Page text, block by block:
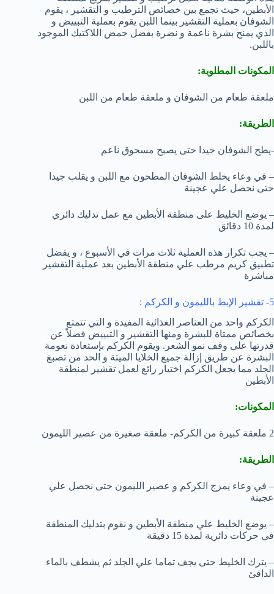
الأبطين، حيث تجمع بين خصائص الترطيب و التقشير ، يقوم
الشوفان بعملية التقشير بينما اللبن يقوم بعملية التبييض و
الذي يمنح بشرة ناعمة و نضرة بفضل حمض اللاكتيك الموجود
باللبن.
المكونات المطلوبة:
ملعقة طعام من الشوفان و ملعقة طعام من اللبن
الطريقة:
-يطح الشوفان جيدا حتى يصبح مسحوق ناعم
– في وعاء يخلط الشوفان المطحون مع اللبن و يقلب جيدا
حتى نحصل علي عجينة
– يوضع الخليط على منطقة الأبطين مع عمل تدليك دائري
لمدة 10 دقائق
– يجب تكرار هذه العملية ثلاث مرات في الأسبوع ، و يفضل
تطبيق كريم مرطب علي منطقة الأبطين بعد عملية التقشير
مباشرة
5- تقشير الإبط بالليمون و الكركم :
الكركم واحد من العناصر الغذائية المفيدة و التي تتمتع
بخصائص ممتاة للبشرة ومنها التقشير و التبييض فضلاً عن
قدرتها على وقف نمو الشعر. ويقوم الكركم بإستعادة نعومة
البشرة عن طريق إزالة جميع الخلايا الميتة و الحد من تصبغ
الجلد مما يجعل الكركم اختيار رائع لعمل تقشير لمنطقة
الأبطين
المكونات:
2 ملعقة كبيرة من الكركم- ملعقة صغيرة من عصير الليمون
الطريقة:
– في وعاء يمزج الكركم و عصير الليمون حتى نحصل علي
عجينة
– يوضع الخليط علي منطقة الأبطين و نقوم بتدليك المنطقة
في حركات دائرية لمدة 15 دقيقة
– يترك الخليط حتى يجف تماما علي الجلد ثم يشطف بالماء
الدافئ